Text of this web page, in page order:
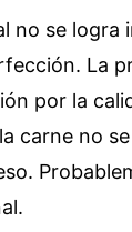
no se
La
por la
carne no